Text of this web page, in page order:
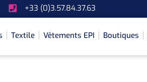
+33 (0)3.57.84.37.63
Textile Vêtements EPI Boutiques